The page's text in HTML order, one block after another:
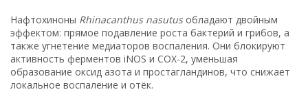
Нафтохиноны Rhinacanthus nasutusобладают двойным
эффектом: прямое подавление роста бактерий и грибов, а
также угнетение медиаторов воспаления. Они блокируют
активность ферментов iNOS и COX-2, уменьшая
образование оксид азота и простагландинов, что снижает
локальное воспаление и отёк.